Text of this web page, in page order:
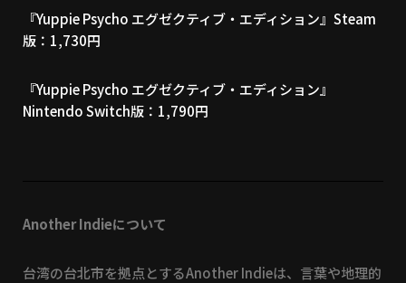
『Yuppie Psycho エグゼクティブ・エディション』 Steam
版 ：1,730円
『Yuppie Psycho エグゼクティブ・エディション』
Nintendo Switch版 ：1,790円
Another Indieについて
台湾の台北市を拠点とするAnother Indieは、言葉や地理的